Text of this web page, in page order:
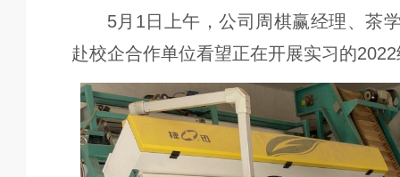
5月1日上午，公司周棋赢经理、茶
赴校企合作单位看望正在开展实习的